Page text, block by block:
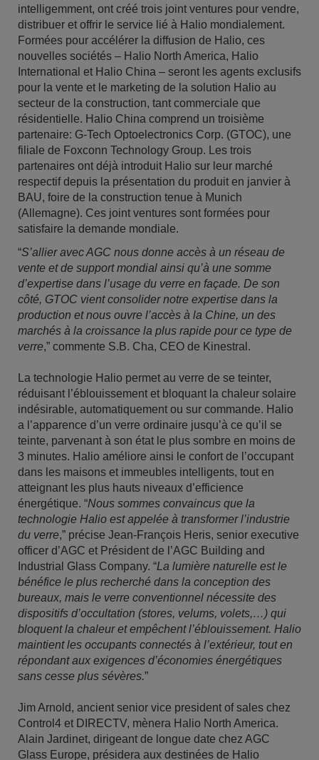
intelligemment, ont créé trois joint ventures pour vendre,
distribuer et offrir le service lié à Halio mondialement.
Formées pour accélérer la diffusion de Halio, ces
nouvelles sociétés – Halio North America, Halio
International et Halio China – seront les agents exclusifs
pour la vente et le marketing de la solution Halio au
secteur de la construction, tant commerciale que
résidentielle. Halio China comprend un troisième
partenaire: G-Tech Optoelectronics Corp. (GTOC), une
filiale de Foxconn Technology Group. Les trois
partenaires ont déjà introduit Halio sur leur marché
respectif depuis la présentation du produit en janvier à
BAU, foire de la construction tenue à Munich
(Allemagne). Ces joint ventures sont formées pour
satisfaire la demande mondiale.
“S’allier avec AGC nous donne accès à un réseau de
vente et de support mondial ainsi qu’à une somme
d’expertise dans l’usage du verre en façade. De son
côté, GTOC vient consolider notre expertise dans la
production et nous ouvre l’accès à la Chine, un des
marchés à la croissance la plus rapide pour ce type de
verre,” commente S.B. Cha, CEO de Kinestral.
La technologie Halio permet au verre de se teinter,
réduisant l’éblouissement et bloquant la chaleur solaire
indésirable, automatiquement ou sur commande. Halio
a l’apparence d’un verre ordinaire jusqu’à ce qu’il se
teinte, parvenant à son état le plus sombre en moins de
3 minutes. Halio améliore ainsi le confort de l’occupant
dans les maisons et immeubles intelligents, tout en
atteignant les plus hauts niveaux d’efficience
énergétique. “Nous sommes convaincus que la
technologie Halio est appelée à transformer l’industrie
du verre,” précise Jean-François Heris, senior executive
officer d’AGC et Président de l’AGC Building and
Industrial Glass Company. “La lumière naturelle est le
bénéfice le plus recherché dans la conception des
bureaux, mais le verre conventionnel nécessite des
dispositifs d’occultation (stores, velums, volets,…) qui
bloquent la chaleur et empêchent l’éblouissement. Halio
maintient les occupants connectés à l’extérieur, tout en
répondant aux exigences d’économies énergétiques
sans cesse plus sévères.”
Jim Arnold, ancient senior vice president of sales chez
Control4 et DIRECTV, mènera Halio North America.
Alain Jardinet, dirigeant de longue date chez AGC
Glass Europe, présidera aux destinées de Halio